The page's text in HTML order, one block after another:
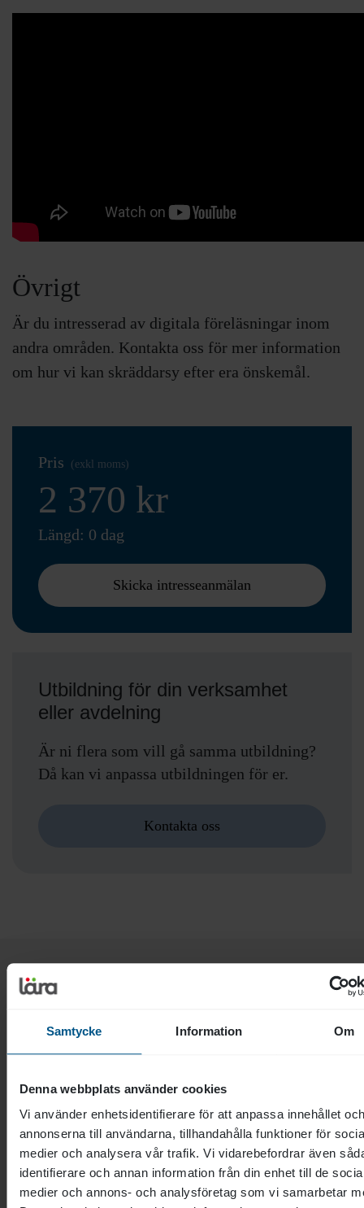
Samtycke Information Om
Denna webbplats använder cookies
Vi använder enhetsidentifierare för att anpassa innehållet och
annonserna till användarna, tillhandahålla funktioner för
medier och analysera vår trafik. Vi vidarebefordrar även
identifierare och annan information från din enhet till de
medier och annons- och analysföretag som vi samarbetar
Övrigt
Är du intresserad av digitala föreläsningar inom
andra områden. Kontakta oss för mer information
om hur vi kan skräddarsy efter era önskemål.
Pris (exkl moms)
2 370 kr
Längd: 0 dag
Skicka intresseanmälan
Utbildning för din verksamhet
eller avdelning
Är ni flera som vill gå samma utbildning?
Då kan vi anpassa utbildningen för er.
Kontakta oss
Liknande utbildningar